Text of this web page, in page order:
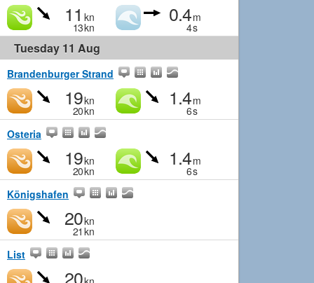
11 kn
13kn
0.4m
4s
Tuesday 11 Aug
Brandenburger Strand
19kn
20kn
1.4m
6s
Osteria
19kn
20kn
1.4m
6s
Königshafen
20kn
21 kn
List
20